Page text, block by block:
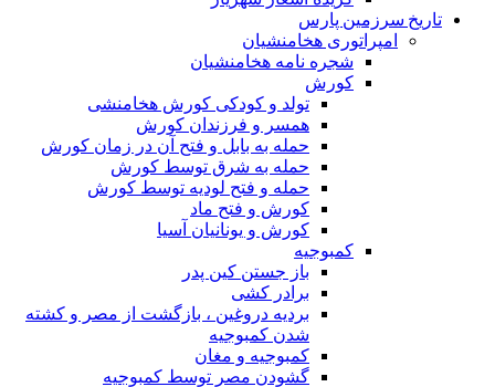
تاریخ سرزمین پارس
امپراتوری هخامنشیان
شجره نامه هخامنشیان
کورش
تولد و کودکی کورش هخامنشی
همسر و فرزندان کورش
حمله به بابل و فتح آن در زمان کورش
حمله به شرق توسط کورش
حمله و فتح لودیه توسط کورش
کورش و فتح ماد
کورش و یونانیان آسیا
کمبوجیه
باز جستن کین پدر
برادر کشی
بردیه دروغین ، بازگشت از مصر و کشته
شدن کمبوجیه
کمبوجیه و مغان
گشودن مصر توسط کمبوجیه